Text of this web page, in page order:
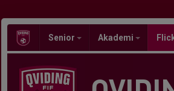
Senior Akademi